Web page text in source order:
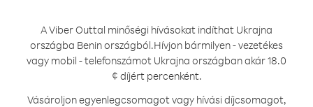
A Viber Outtal minőségi hívásokat indíthat Ukrajna
országba Benin országból.Hívjon bármilyen - vezetékes
vagy mobil - telefonszámot Ukrajna országban akár 18.0
¢ díjért percenként.
Vásároljon egyenlegcsomagot vagy hívási díjcsomagot,